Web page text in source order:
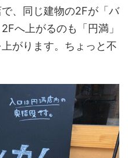
、同じ建物の2Fが「バ
へ上がるのも「円満」
がります。ちょっと不